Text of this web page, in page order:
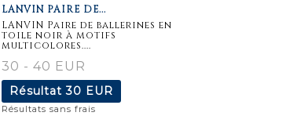
LANVIN PAIRE DE...
LANVIN Paire de ballerines en
toile noir à motifs
multicolores....
30 - 40 EUR
Résultat30 EUR
Résultats sans frais